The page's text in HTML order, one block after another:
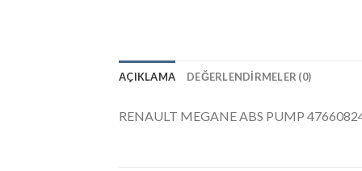
AÇIKLAMA DEĞERLENDIRMELER (0)
RENAULT MEGANE ABS PUMP